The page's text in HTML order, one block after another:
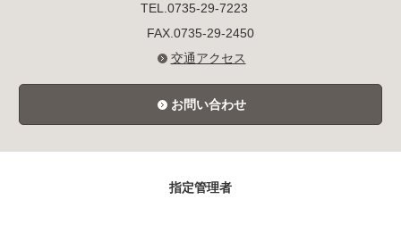
TEL.0735-29-7223
FAX.0735-29-2450
交通アクセス
お問い合わせ
指定管理者